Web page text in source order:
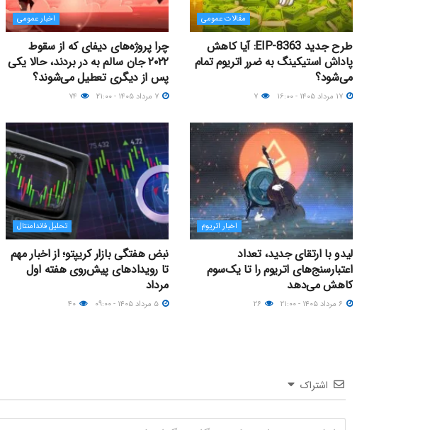
مقالات عمومی
طرح جدید EIP-8363: آیا کاهش
پاداش استیکینگ به ضرر اتریوم تمام
می‌شود؟
اخبار عمومی
چرا پروژه‌های دیفای که از سقوط
۲۰۲۲ جان سالم به در بردند، حالا یکی
پس از دیگری تعطیل می‌شوند؟
اخبار اتریوم
لیدو با ارتقای جدید، تعداد
اعتبارسنج‌های اتریوم را تا یک‌سوم
کاهش می‌دهد
تحلیل فاندامنتال
نبض هفتگی بازار کریپتو؛ از اخبار مهم
تا رویدادهای پیش‌روی هفته اول
مرداد
اشتراک